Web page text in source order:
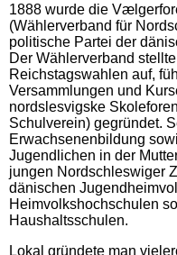
1888 wurde die
(Wählerverband für
politische Partei der
Der Wählerverband
Reichstagswahlen auf,
Versammlungen und
nordslesvigske
Schulverein) gegründet.
Erwachsenenbildung
Jugendlichen in der
jungen Nordschleswiger
dänischen
Heimvolkshochschulen
Haushaltsschulen.
Lokal gründete man